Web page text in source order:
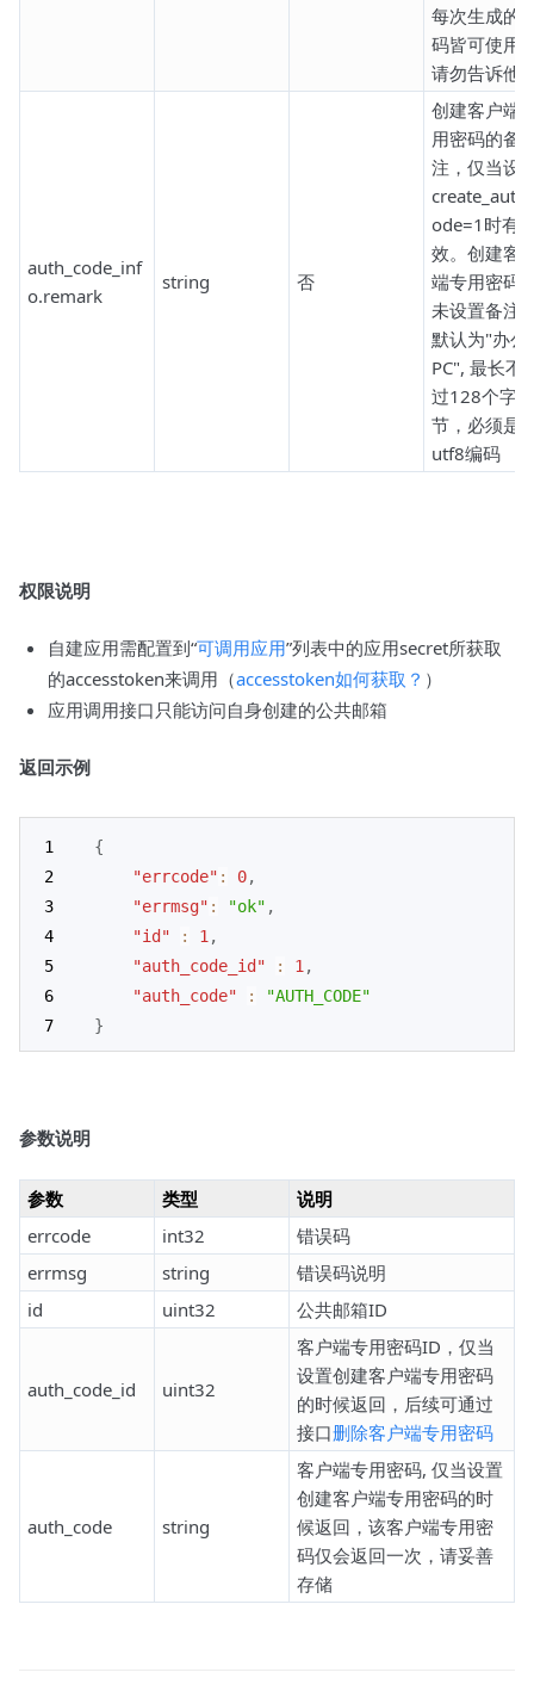
每次生成的
码皆可使用
请勿告诉他
auth_code_inf
o.remark
string 否
创建客户端
用密码的备
注，仅当设
ode=1时有
效。创建客
端专用密码
未设置备注
默认为"办公
PC", 最长不
过128个字
节，必须是
utf8编码
权限说明
自建应用需配置到“可调用应用”列表中的应用secret所获取
的accesstoken来调用（accesstoken如何获取？ ）
应用调用接口只能访问自身创建的公共邮箱
返回示例
{
"errcode" : 0,
"errmsg" : "ok" ,
"id"
: 1 ,
"auth_code_id"
: 1 ,
"auth_code"
:
"AUTH_CODE"
}
参数说明
参数 类型
说明
errcode
int32
错误码
errmsg
string
错误码说明
id
uint32 公共邮箱ID
auth_code_id uint32
客户端专用密码ID，仅当
设置创建客户端专用密码
的时候返回，后续可通过
接口删除客户端专用密码
auth_code string
客户端专用密码, 仅当设置
创建客户端专用密码的时
候返回，该客户端专用密
码仅会返回一次，请妥善
存储